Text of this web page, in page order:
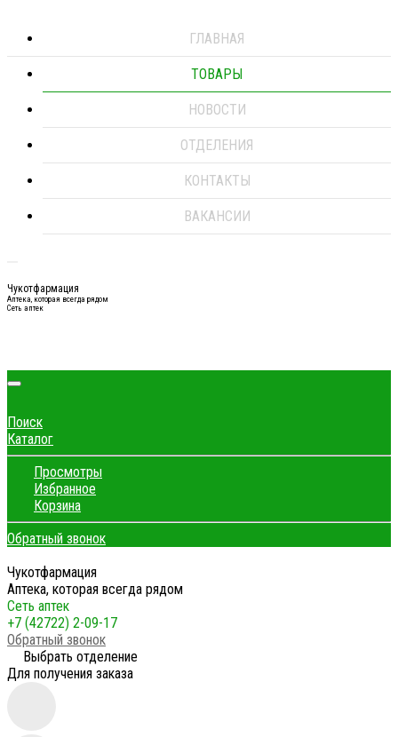
ГЛАВНАЯ
ТОВАРЫ
НОВОСТИ
ОТДЕЛЕНИЯ
КОНТАКТЫ
ВАКАНСИИ
Чукотфармация
Аптека, которая всегда рядом
Сеть аптек
Поиск
Каталог
Просмотры
Избранное
Корзина
Обратный звонок
Чукотфармация
Аптека, которая всегда рядом
Сеть аптек
+7 (42722) 2-09-17
Обратный звонок
Выбрать отделение
Для получения заказа